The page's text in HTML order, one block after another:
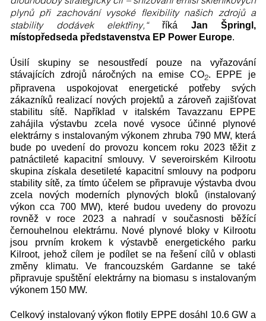
plynů při zachování vysoké flexibility našich zdrojů a
stability dodávek elektřiny,“říká Jan Špringl,
místopředseda představenstva EP Power Europe.
Úsilí skupiny se nesoustředí pouze na vyřazování
stávajících zdrojů náročných na emise CO2. EPPE je
připravena uspokojovat energetické potřeby svých
zákazníků realizací nových projektů a zároveň zajišťovat
stabilitu sítě. Například v italském Tavazzanu EPPE
zahájila výstavbu zcela nové vysoce účinné plynové
elektrárny s instalovaným výkonem zhruba 790 MW, která
bude po uvedení do provozu koncem roku 2023 těžit z
patnáctileté kapacitní smlouvy. V severoirském Kilrootu
skupina získala desetileté kapacitní smlouvy na podporu
stability sítě, za tímto účelem se připravuje výstavba dvou
zcela nových moderních plynových bloků (instalovaný
výkon cca 700 MW), které budou uvedeny do provozu
rovněž v roce 2023 a nahradí v současnosti běžící
černouhelnou elektrárnu. Nové plynové bloky v Kilrootu
jsou prvním krokem k výstavbě energetického parku
Kilroot, jehož cílem je podílet se na řešení cílů v oblasti
změny klimatu. Ve francouzském Gardanne se také
připravuje spuštění elektrárny na biomasu s instalovaným
výkonem 150 MW.
Celkový instalovaný výkon flotily EPPE dosáhl 10.6 GW a